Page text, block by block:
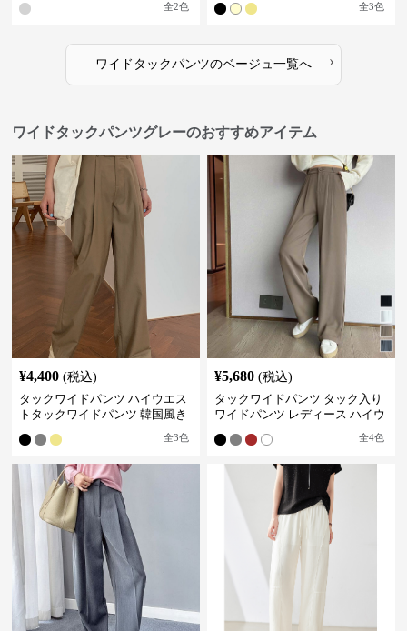
全2色 全3色
ワイドタックパンツのベージュ一覧へ ›
ワイドタックパンツグレーのおすすめアイテム
¥4,400 (税込)
タックワイドパンツ ハイウエス
トタックワイドパンツ 韓国風き
全3色
¥5,680 (税込)
タックワイドパンツ タック入り
ワイドパンツ レディース ハイウ
全4色